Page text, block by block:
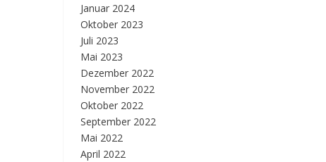
Januar 2024
Oktober 2023
Juli 2023
Mai 2023
Dezember 2022
November 2022
Oktober 2022
September 2022
Mai 2022
April 2022